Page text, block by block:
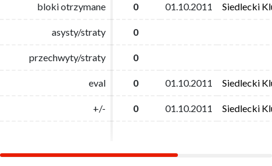
bloki otrzymane 0 01.10.2011 Siedlecki
asysty/straty 0
przechwyty/straty 0
eval 0 01.10.2011 Siedlecki
+/- 0 01.10.2011 Siedlecki
bloki otrzymane 0 01.10.2011 Siedlecki
asysty/straty 0
przechwyty/straty 0
eval 0 01.10.2011 Siedlecki
+/- 0 01.10.2011 Siedlecki